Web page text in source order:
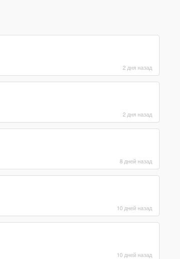
2 дня назад
2 дня назад
8 дней назад
10 дней назад
10 дней назад